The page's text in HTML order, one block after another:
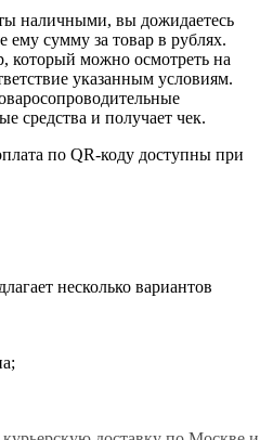
наличными, вы дожидаетесь
ему сумму за товар в рублях.
который можно осмотреть на
указанным условиям.
средства и получает чек.
по QR-коду доступны при
несколько вариантов